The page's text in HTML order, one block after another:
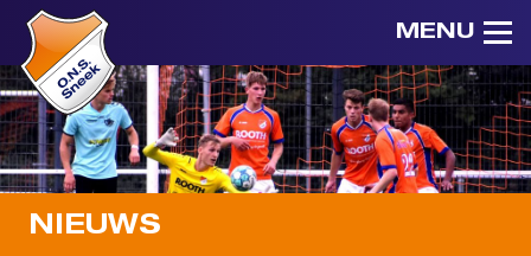
MENU
NIEUWS